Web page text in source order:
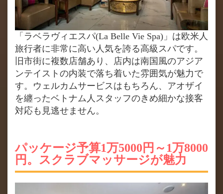
「ラベラヴィエスパ(La Belle Vie Spa)」は欧米人
旅行者に非常に高い人気を誇る高級スパです。
旧市街に複数店舗あり、店内は南国風のアジア
ンテイストの内装で落ち着いた雰囲気が魅力で
す。ウェルカムサービスはもちろん、アオザイ
を纏ったベトナム人スタッフのきめ細かな接客
対応も見逃せません。
パッケージ予算1万5000円～1万8000
円。スクラブマッサージが魅力